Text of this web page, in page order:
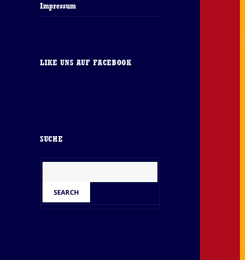
Impressum
LIKE UNS AUF FACEBOOK
SUCHE